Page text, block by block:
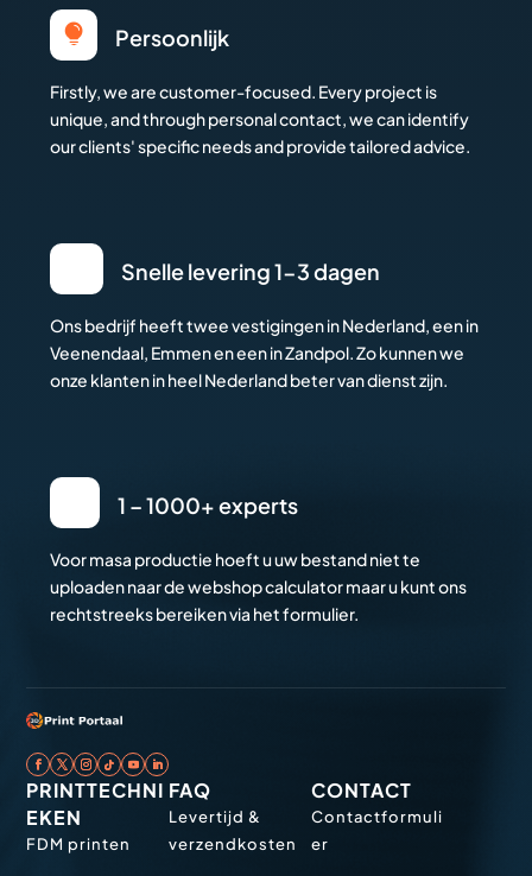
 Persoonlijk
Firstly, we are customer-focused. Every project is
unique, and through personal contact, we can identify
our clients' specific needs and provide tailored advice.
Snelle levering 1-3 dagen
Ons bedrijf heeft twee vestigingen in Nederland, een in
Veenendaal, Emmen en een in Zandpol. Zo kunnen we
onze klanten in heel Nederland beter van dienst zijn.
1 – 1000+ experts
Voor masa productie hoeft u uw bestand niet te
uploaden naar de webshop calculator maar u kunt ons
rechtstreeks bereiken via het formulier.
PRINTTECHNI
EKEN
FDM printen
FAQ
Levertijd &
verzendkosten
CONTACT
Contactformuli
er